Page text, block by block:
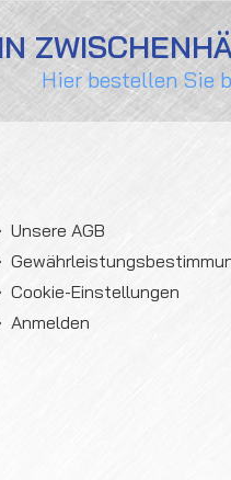
Hier bestellen Sie
Unsere AGB
Cookie-Einstellungen
Anmelden